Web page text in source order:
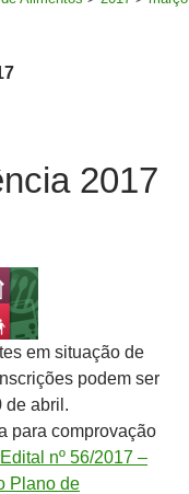
2017
em situação de
podem ser
de abril.
para comprovação
Edital nº 56/2017 –
Plano de